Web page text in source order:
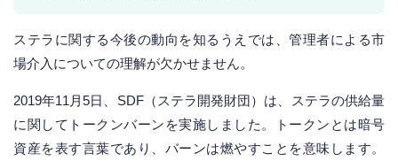
ステラに関する今後の動向を知るうえでは、管理者による市
場介入についての理解が欠かせません。
2019年11月5日、SDF（ステラ開発財団）は、ステラの供給量
に関してトークンバーンを実施しました。トークンとは暗号
資産を表す言葉であり、バーンは燃やすことを意味します。